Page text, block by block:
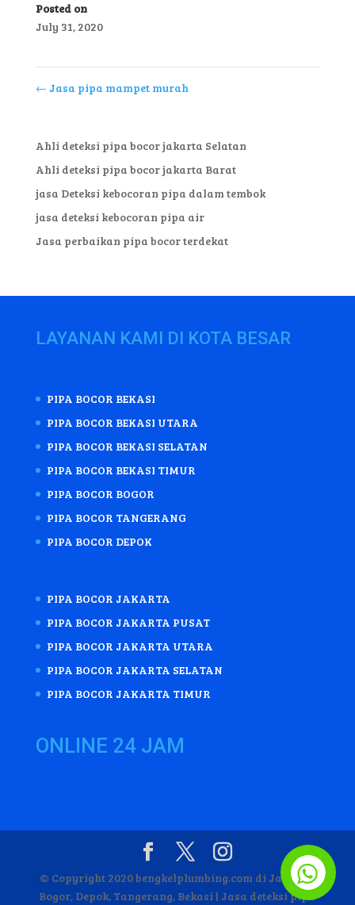
Posted on
July 31, 2020
← Jasa pipa mampet murah
Ahli deteksi pipa bocor jakarta Selatan
Ahli deteksi pipa bocor jakarta Barat
jasa Deteksi kebocoran pipa dalam tembok
jasa deteksi kebocoran pipa air
Jasa perbaikan pipa bocor terdekat
LAYANAN KAMI DI KOTA BESAR
PIPA BOCOR BEKASI
PIPA BOCOR BEKASI UTARA
PIPA BOCOR BEKASI SELATAN
PIPA BOCOR BEKASI TIMUR
PIPA BOCOR BOGOR
PIPA BOCOR TANGERANG
PIPA BOCOR DEPOK
PIPA BOCOR JAKARTA
PIPA BOCOR JAKARTA PUSAT
PIPA BOCOR JAKARTA UTARA
PIPA BOCOR JAKARTA SELATAN
PIPA BOCOR JAKARTA TIMUR
ONLINE 24 JAM
© Copyright 2020 bengkelplumbing.com di Jakarta,
Bogor, Depok, Tangerang, Bekasi | Jasa deteksi pipa